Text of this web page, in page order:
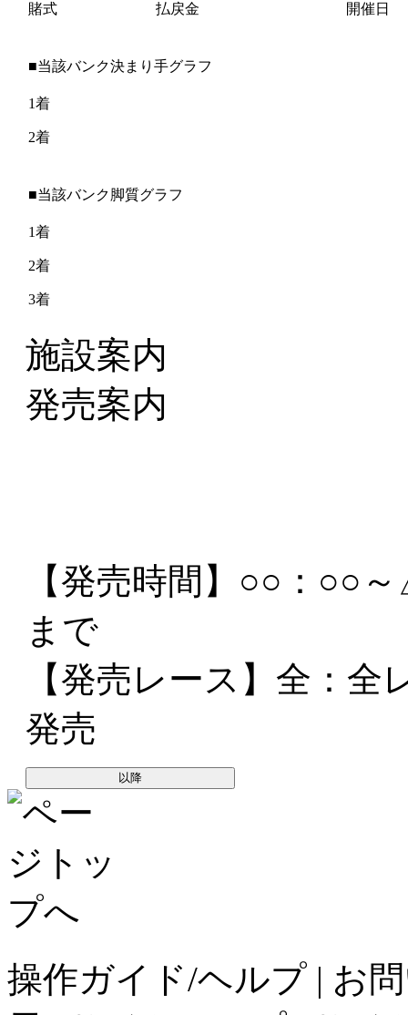
賭式 払戻金 開催日
■当該バンク決まり手グラフ
1着
2着
■当該バンク脚質グラフ
1着
2着
3着
施設案内
発売案内
【発売時間】 ○○：○○
まで
【発売レース】 全 ：
発売
以降
操作ガイド/ヘルプ | お